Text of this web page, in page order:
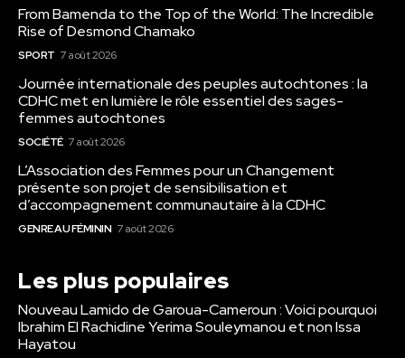
From Bamenda to the Top of the World: The Incredible
Rise of Desmond Chamako
SPORT 7 août 2026
Journée internationale des peuples autochtones : la
CDHC met en lumière le rôle essentiel des sages-
femmes autochtones
SOCIÉTÉ 7 août 2026
L’Association des Femmes pour un Changement
présente son projet de sensibilisation et
d’accompagnement communautaire à la CDHC
GENRE AU FÉMININ 7 août 2026
Les plus populaires
Nouveau Lamido de Garoua-Cameroun : Voici pourquoi
Ibrahim El Rachidine Yerima Souleymanou et non Issa
Hayatou